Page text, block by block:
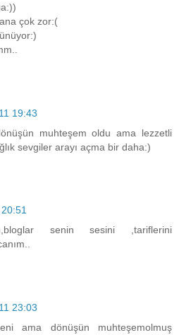
çok zor:(
19:43
muhteşem oldu ama lezzetli
sevgiler arayı açma bir daha:)
senin sesini ,tariflerini
23:03
ama dönüşün muhteşemolmuş